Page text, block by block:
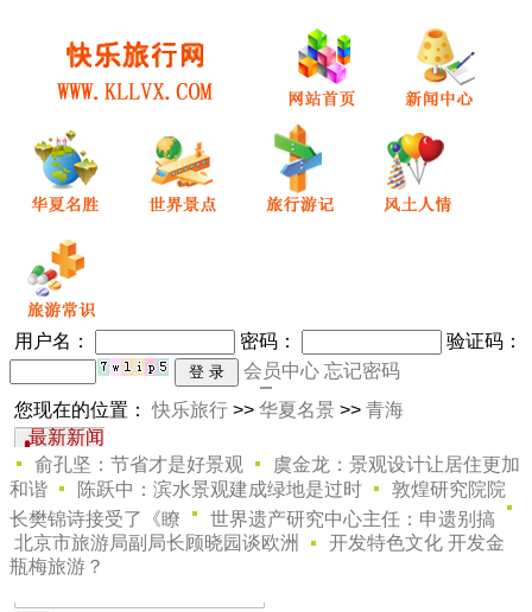
用户名： 密码 ：
验证码：
会员中心 忘记密码
您现在的位置：快乐旅行 >> 华夏名景 >> 青海
最新新闻
俞孔坚：节省才是好景观
虞金龙：景观设计让居住更加
和谐
陈跃中：滨水景观建成绿地是过时
敦煌研究院院
长樊锦诗接受了《瞭
世界遗产研究中心主任：申遗别搞
北京市旅游局副局长顾晓园谈欧洲
开发特色文化 开发金
瓶梅旅游？